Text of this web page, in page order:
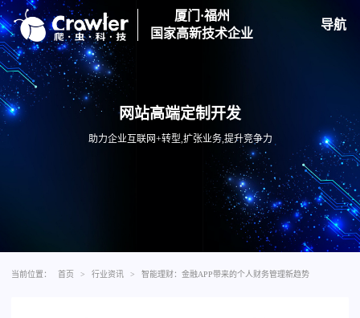
厦门·福州
国家高新技术企业
导航
网站高端定制开发
助力企业互联网+转型,扩张业务,提升竞争力
当前位置： 首页 > 行业资讯 > 智能理财：金融APP带来的个人财务管理新趋势